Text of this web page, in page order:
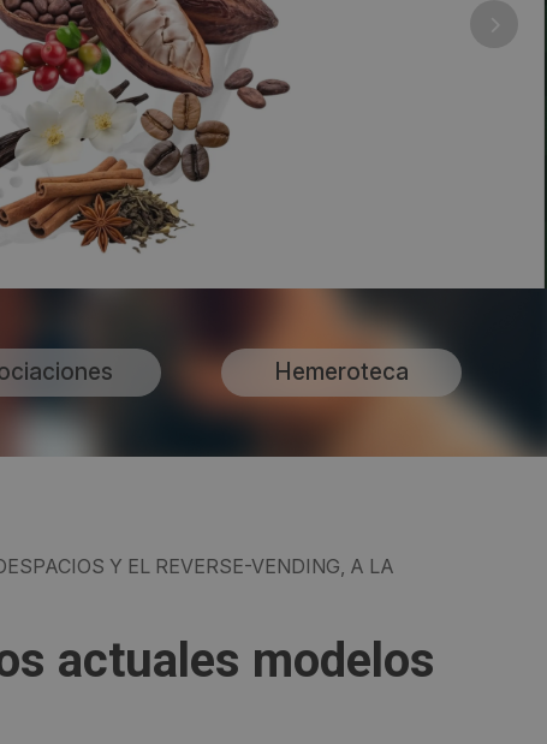
Hemeroteca
Y EL REVERSE-VENDING, A LA
actuales modelos